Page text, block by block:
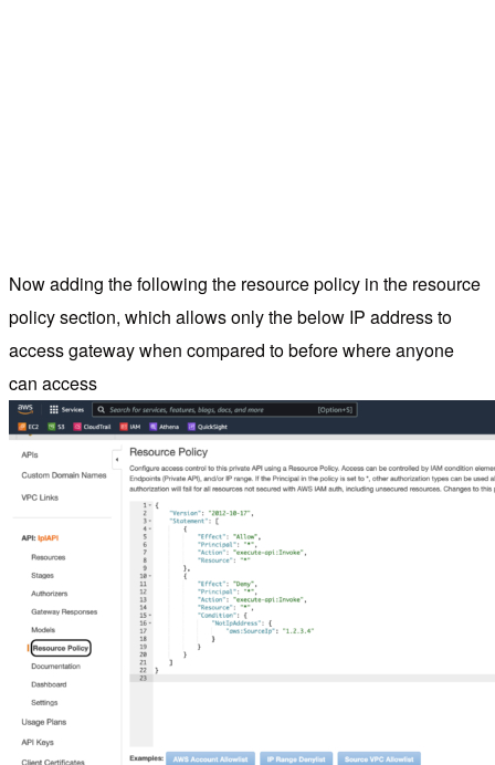
Now adding the following the resource policy in the resource
policy section, which allows only the below IP address to
access gateway when compared to before where anyone
can access